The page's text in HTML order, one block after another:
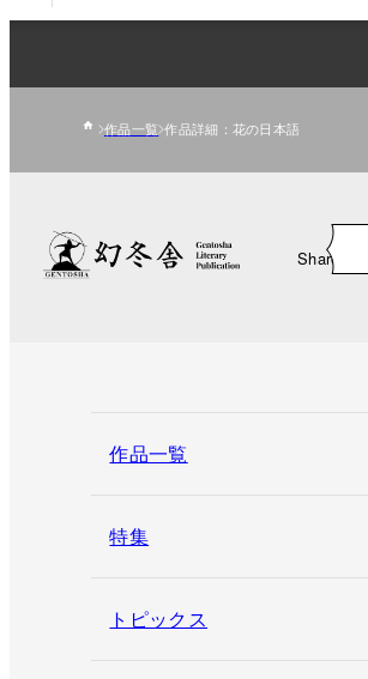
作品一覧 作品詳細：花の日本語
Share
作品一覧
特集
トピックス